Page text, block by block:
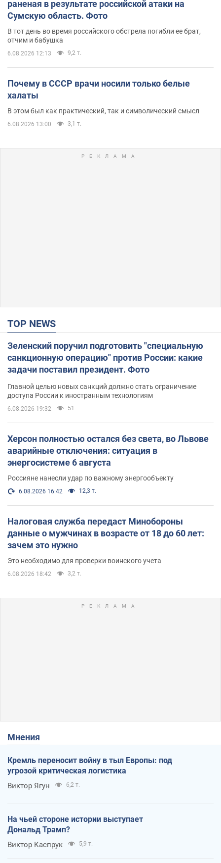
раненая в результате российской атаки на
Сумскую область. Фото
В тот день во время российского обстрела погибли ее брат,
отчим и бабушка
6.08.2026 12:13 9,2 т.
Почему в СССР врачи носили только белые
халаты
В этом был как практический, так и символический смысл
6.08.2026 13:00 3,1 т.
TOP NEWS
Зеленский поручил подготовить "специальную
санкционную операцию" против России: какие
задачи поставил президент. Фото
Главной целью новых санкций должно стать ограничение
доступа России к иностранным технологиям
6.08.2026 19:32 51
Херсон полностью остался без света, во Львове
аварийные отключения: ситуация в
энергосистеме 6 августа
Россияне нанесли удар по важному энергообъекту
6.08.2026 16:42 12,3 т.
Налоговая служба передаст Минобороны
данные о мужчинах в возрасте от 18 до 60 лет:
зачем это нужно
Это необходимо для проверки воинского учета
6.08.2026 18:42 3,2 т.
Мнения
Кремль переносит войну в тыл Европы: под
угрозой критическая логистика
Виктор Ягун 6,2 т.
На чьей стороне истории выступает
Дональд Трамп?
Виктор Каспрук 5,9 т.